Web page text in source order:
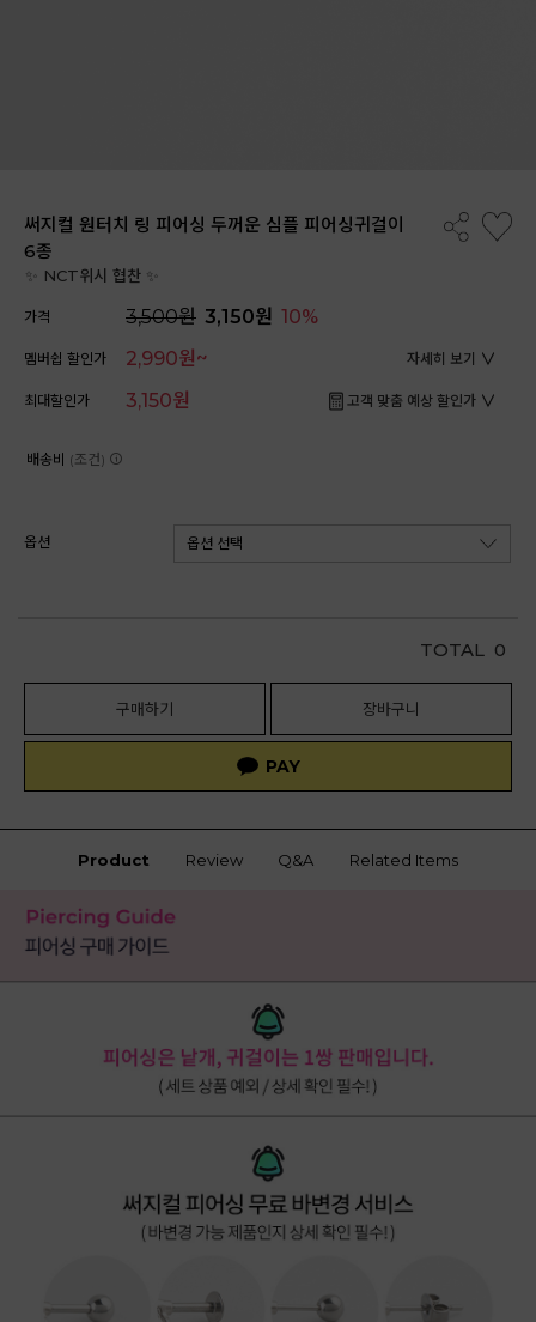
써지컬 원터치 링 피어싱 두꺼운 심플 피어싱귀걸이
6종
✨ NCT위시 협찬 ✨
가격 3,500원 3,150원 10%
멤버쉽 할인가 2,990원~ 자세히 보기
최대할인가 3,150원 고객 맞춤 예상 할인가
배송비 (조건)
옵션
TOTAL 0
구매하기 장바구니
Product Review Q&A Related Items